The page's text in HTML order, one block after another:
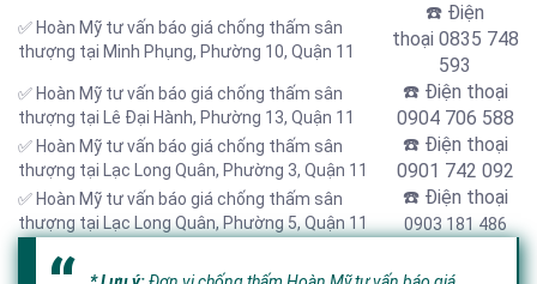
✅ Hoàn Mỹ tư vấn báo giá chống thấm sân
thượng tại Minh Phụng, Phường 10, Quận 11
☎️ Điện
thoại 0835 748
593
✅ Hoàn Mỹ tư vấn báo giá chống thấm sân
thượng tại Lê Đại Hành, Phường 13, Quận 11
☎️ Điện thoại
0904 706 588
✅ Hoàn Mỹ tư vấn báo giá chống thấm sân
thượng tại Lạc Long Quân, Phường 3, Quận 11
☎️ Điện thoại
0901 742 092
✅ Hoàn Mỹ tư vấn báo giá chống thấm sân
thượng tại Lạc Long Quân, Phường 5, Quận 11
☎️ Điện thoại
0903 181 486